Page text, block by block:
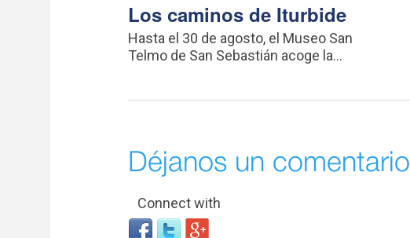
Los caminos de Iturbide
Hasta el 30 de agosto, el Museo San
Telmo de San Sebastián acoge la...
Déjanos un comentario
Connect with